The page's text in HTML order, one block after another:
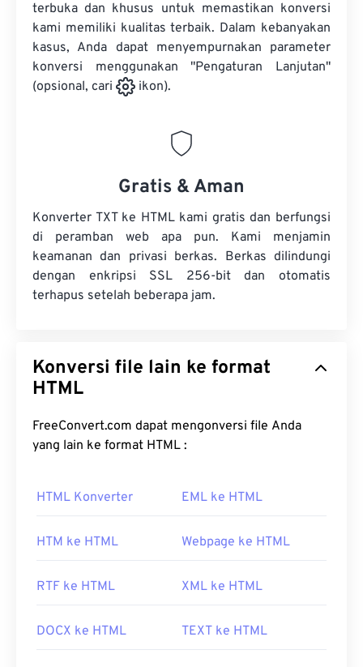
terbuka dan khusus untuk memastikan konversi
kami memiliki kualitas terbaik. Dalam kebanyakan
kasus, Anda dapat menyempurnakan parameter
konversi menggunakan "Pengaturan Lanjutan"
(opsional, cari
ikon).
Gratis & Aman
Konverter TXT ke HTML kami gratis dan berfungsi
di peramban web apa pun. Kami menjamin
keamanan dan privasi berkas. Berkas dilindungi
dengan enkripsi SSL 256-bit dan otomatis
terhapus setelah beberapa jam.
Konversi file lain ke format
HTML
FreeConvert.com dapat mengonversi file Anda
yang lain ke format HTML :
HTML Konverter EML ke HTML
HTM ke HTML Webpage ke HTML
RTF ke HTML XML ke HTML
DOCX ke HTML TEXT ke HTML